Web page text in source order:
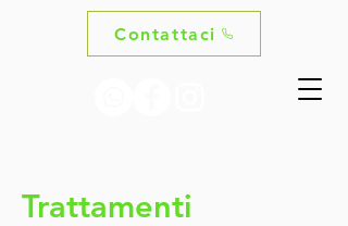
Contattaci
Trattamenti